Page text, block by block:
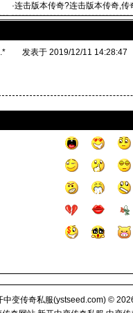
·连击版本传奇?连击版本传奇,传
准备吗
发表于 2019/12/11 14:28:47
中变传奇私服(ystseed.com) ©